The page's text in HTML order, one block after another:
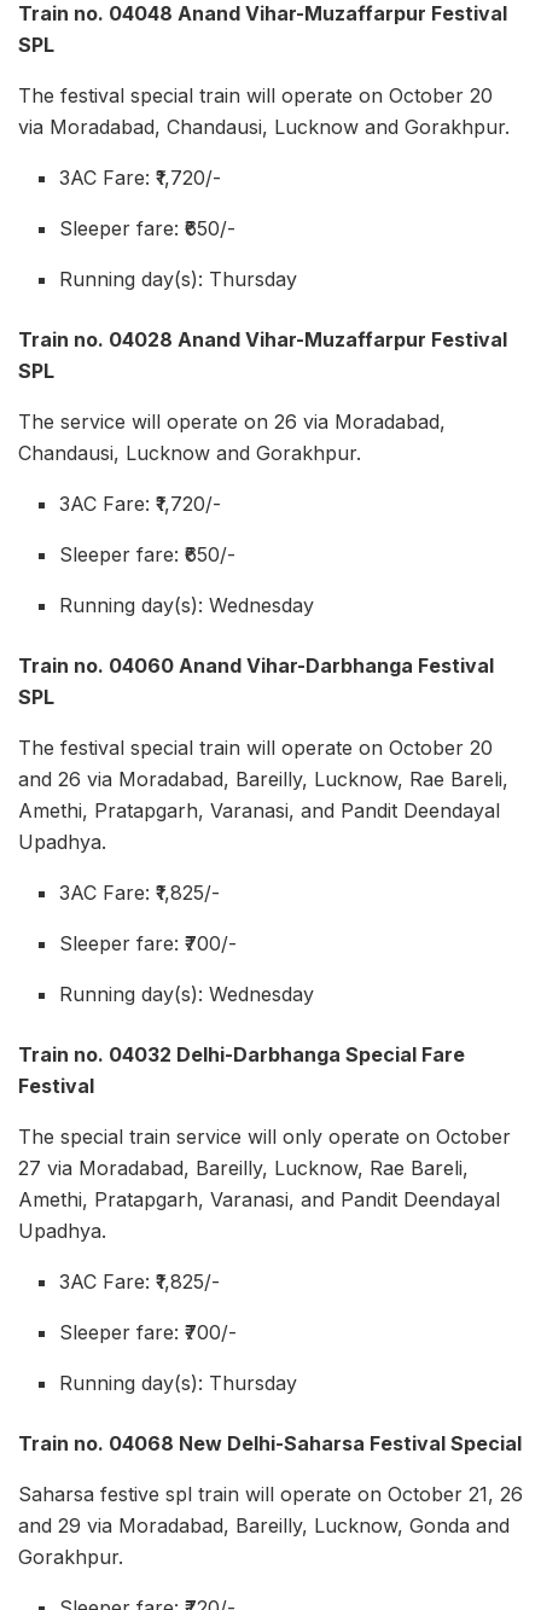
Train no. 04048 Anand Vihar-Muzaffarpur Festival
SPL
The festival special train will operate on October 20
via Moradabad, Chandausi, Lucknow and Gorakhpur.
3AC Fare: ₹1,720/-
Sleeper fare: ₹650/-
Running day(s): Thursday
Train no. 04028 Anand Vihar-Muzaffarpur Festival
SPL
The service will operate on 26 via Moradabad,
Chandausi, Lucknow and Gorakhpur.
3AC Fare: ₹1,720/-
Sleeper fare: ₹650/-
Running day(s): Wednesday
Train no. 04060 Anand Vihar-Darbhanga Festival
SPL
The festival special train will operate on October 20
and 26 via Moradabad, Bareilly, Lucknow, Rae Bareli,
Amethi, Pratapgarh, Varanasi, and Pandit Deendayal
Upadhya.
3AC Fare: ₹1,825/-
Sleeper fare: ₹700/-
Running day(s): Wednesday
Train no. 04032 Delhi-Darbhanga Special Fare
Festival
The special train service will only operate on October
27 via Moradabad, Bareilly, Lucknow, Rae Bareli,
Amethi, Pratapgarh, Varanasi, and Pandit Deendayal
Upadhya.
3AC Fare: ₹1,825/-
Sleeper fare: ₹700/-
Running day(s): Thursday
Train no. 04068 New Delhi-Saharsa Festival Special
Saharsa festive spl train will operate on October 21, 26
and 29 via Moradabad, Bareilly, Lucknow, Gonda and
Gorakhpur.